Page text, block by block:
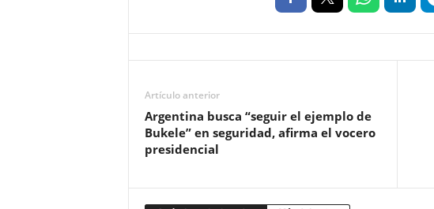
Artículo anterior
Argentina busca “seguir el ejemplo de
Bukele” en seguridad, afirma el vocero
presidencial